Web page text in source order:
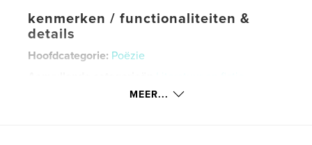
kenmerken / functionaliteiten &
details
Hoofdcategorie: Poëzie
MEER...